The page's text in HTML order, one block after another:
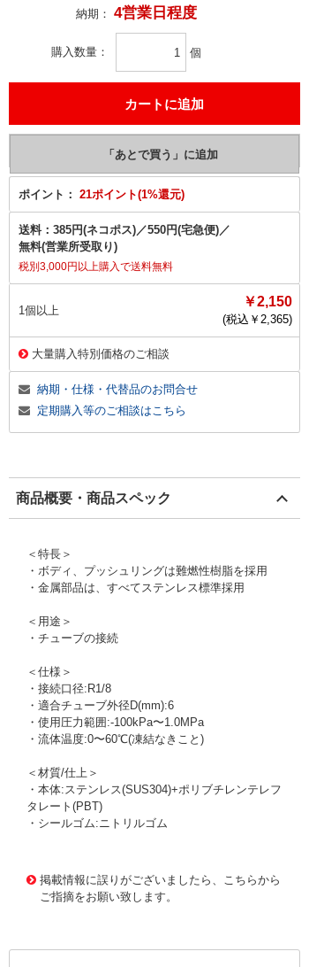
納期： 4営業日程度
購入数量 個
ポイント： 21ポイント(1%還元)
送料： 385円(ネコポス)／550円(宅急便)／
無料(営業所受取り)
税別3,000円以上購入で送料無料
1個以上
￥2,150
(税込￥ 2,365)
大量購入特別価格のご相談
納期・仕様・代替品のお問合せ
定期購入等のご相談はこちら
商品概要・商品スペック
＜特長＞
・ボディ、プッシュリングは難燃性樹脂を採用
・金属部品は、すべてステンレス標準採用
＜用途＞
・チューブの接続
＜仕様＞
・接続口径:R1/8
・適合チューブ外径D(mm):6
・使用圧力範囲:-100kPa〜1.0MPa
・流体温度:0〜60℃(凍結なきこと)
＜材質/仕上＞
・本体:ステンレス(SUS304)+ポリブチレンテレフ
タレート(PBT)
・シールゴム:ニトリルゴム
掲載情報に誤りがございましたら、こちらから
ご指摘をお願い致します。